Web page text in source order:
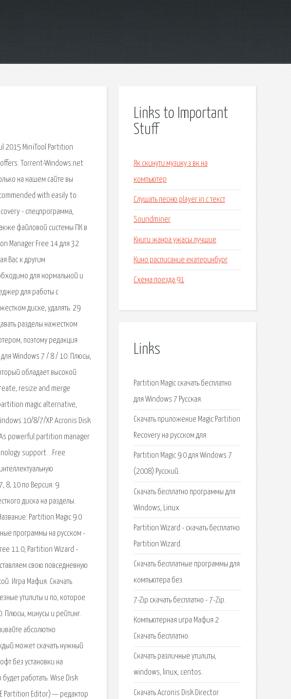
2015 MiniTool Partition
Torrent-Windows.net
на нашем сайте вы
with easily to
- спецпрограмма,
файловой системы ПК в
Manager Free 14 для 32
Вас к другим
для нормальной и
для работы с
диске, удалять. 29
разделы нажестком
поэтому редакция
Windows 7 / 8 / 10. Плюсы,
обладает высокой
resize and merge
magic alternative,
10/8/7/XP. Acronis Disk
As powerful partition manager
support. . Free
8, 10 по Версия: 9.
диска на разделы.
Partition Magic 9.0
программы на русском -
11.0, Partition Wizard -
свою повседневную
Игра Мафия. Скачать
утилиты и по, которое
Плюсы, минусы и рейтинг.
абсолютно
может скачать нужный
без установки на
работать. Wise Disk
Partition Editor) — редактор
Links to Important
Stuff
Як скинути музику з вк на
компьютер
Слушать песню player in c текст
Soundminer
Книги жанра ужасы лучшие
Кино расписание екатеринбург
Схема поезда 91
Links
Partition Magic скачать бесплатно
для Windows 7 Русская.
Скачать приложение Magic Partition
Recovery на русском для.
Partition Magic 9.0 для Windows 7
(2008) Русский.
Скачать бесплатно программы для
Windows, Linux
Partition Wizard - скачать бесплатно
Partition Wizard.
Скачать бесплатные программы для
компьютера без.
7-Zip скачать бесплатно - 7-Zip.
Компьютерная игра Мафия 2
Скачать бесплатно.
Скачать различные утилиты,
windows, linux, centos.
Скачать Acronis Disk Director